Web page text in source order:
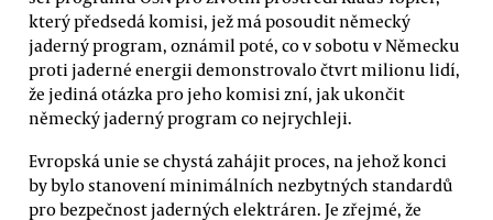
který předsedá komisi, jež má posoudit německý
jaderný program, oznámil poté, co v sobotu v Německu
proti jaderné energii demonstrovalo čtvrt milionu lidí,
že jediná otázka pro jeho komisi zní, jak ukončit
německý jaderný program co nejrychleji.
Evropská unie se chystá zahájit proces, na jehož konci
by bylo stanovení minimálních nezbytných standardů
pro bezpečnost jaderných elektráren. Je zřejmé, že